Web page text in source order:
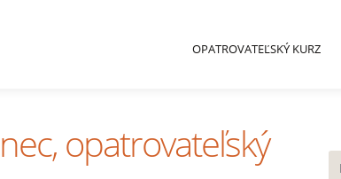
OPATROVATEĽSKÝ KURZ
opatrovateľský